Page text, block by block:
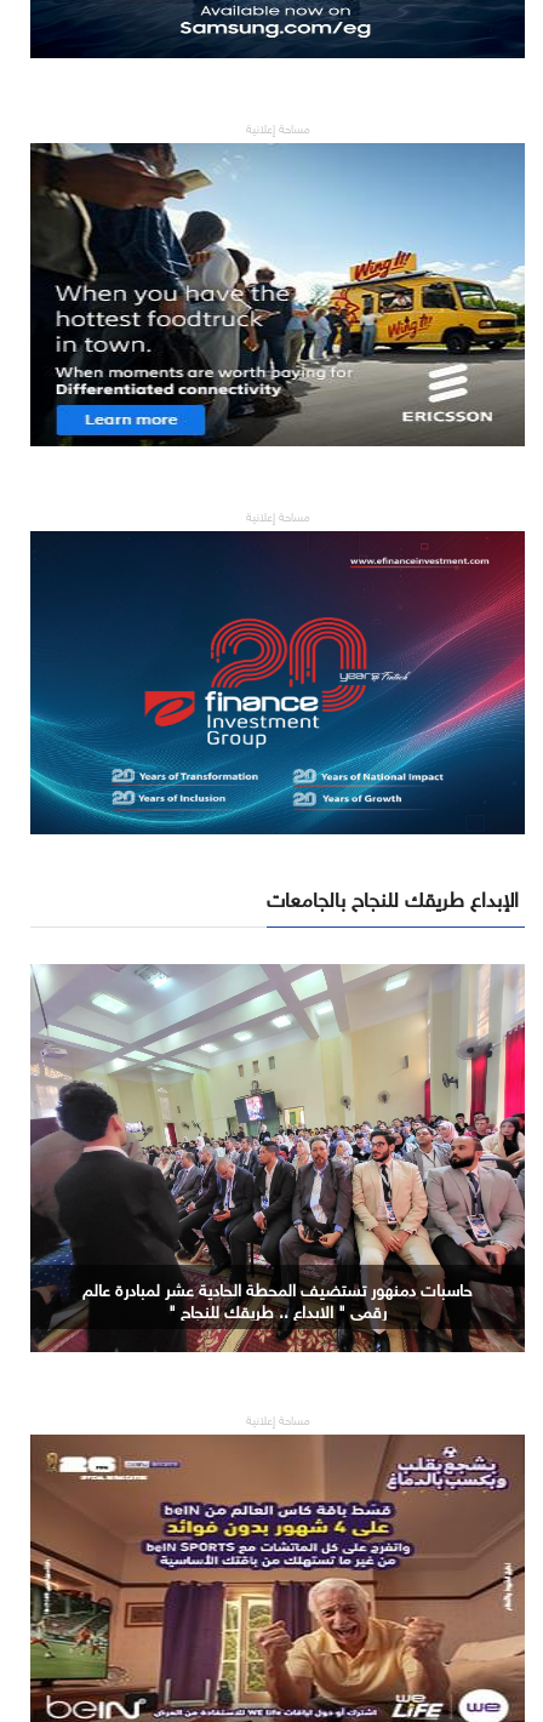
مساحة إعلانية
مساحة إعلانية
الإبداع طريقك للنجاح بالجامعات
حاسبات دمنهور تستضيف المحطة الحادية عشر لمبادرة عالم
رقمي " الابداع .. طريقك للنجاح "
مساحة إعلانية